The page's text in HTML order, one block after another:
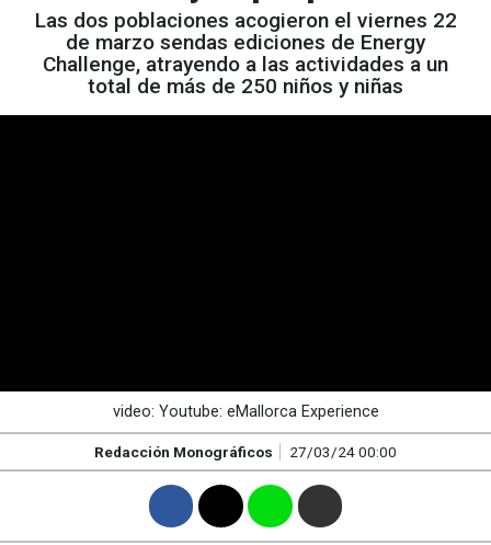
Las dos poblaciones acogieron el viernes 22
de marzo sendas ediciones de Energy
Challenge, atrayendo a las actividades a un
total de más de 250 niños y niñas
video: Youtube: eMallorca Experience
Redacción Monográficos 27/03/24 00:00